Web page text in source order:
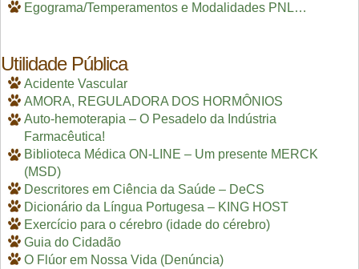
Egograma/Temperamentos e Modalidades PNL…
Utilidade Pública
Acidente Vascular
AMORA, REGULADORA DOS HORMÔNIOS
Auto-hemoterapia – O Pesadelo da Indústria
Farmacêutica!
Biblioteca Médica ON-LINE – Um presente MERCK
(MSD)
Descritores em Ciência da Saúde – DeCS
Dicionário da Língua Portugesa – KING HOST
Exercício para o cérebro (idade do cérebro)
Guia do Cidadão
O Flúor em Nossa Vida (Denúncia)